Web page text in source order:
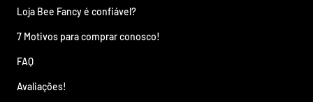
Loja Bee Fancy é confiável?
7 Motivos para comprar conosco!
FAQ
Avaliações!